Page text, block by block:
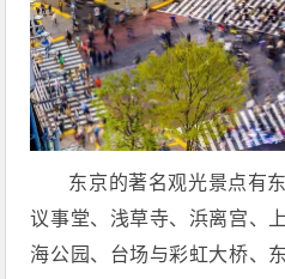
东京的著名观光景点有
议事堂、浅草寺、浜离宫、
海公园、台场与彩虹大桥、